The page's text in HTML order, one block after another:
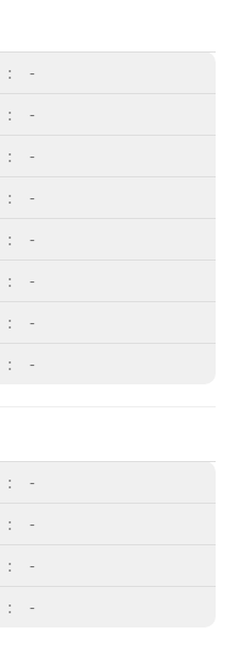
:
-
:
-
:
-
:
-
:
-
:
-
:
-
: -
:
-
:
-
:
-
: -